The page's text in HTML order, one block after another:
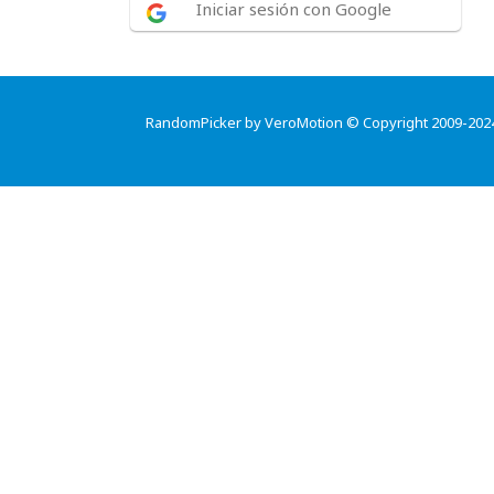
Iniciar sesión con Google
RandomPicker by VeroMotion © Copyright 2009-